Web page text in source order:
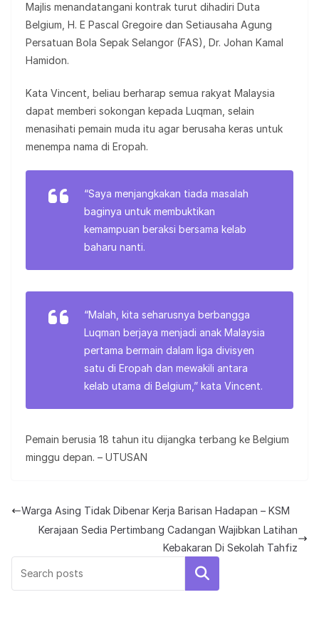
Majlis menandatangani kontrak turut dihadiri Duta
Belgium, H. E Pascal Gregoire dan Setiausaha Agung
Persatuan Bola Sepak Selangor (FAS), Dr. Johan Kamal
Hamidon.
Kata Vincent, beliau berharap semua rakyat Malaysia
dapat memberi sokongan kepada Luqman, selain
menasihati pemain muda itu agar berusaha keras untuk
menempa nama di Eropah.
“Saya menjangkakan tiada masalah
baginya untuk membuktikan
kemampuan beraksi bersama kelab
baharu nanti.
“Malah, kita seharusnya berbangga
Luqman berjaya menjadi anak Malaysia
pertama bermain dalam liga divisyen
satu di Eropah dan mewakili antara
kelab utama di Belgium,” kata Vincent.
Pemain berusia 18 tahun itu dijangka terbang ke Belgium
minggu depan. – UTUSAN
Warga Asing Tidak Dibenar Kerja Barisan Hadapan – KSM
Kerajaan Sedia Pertimbang Cadangan Wajibkan Latihan
Kebakaran Di Sekolah Tahfiz
Search